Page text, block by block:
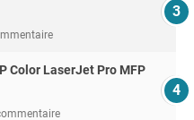
Color LaserJet Pro MFP